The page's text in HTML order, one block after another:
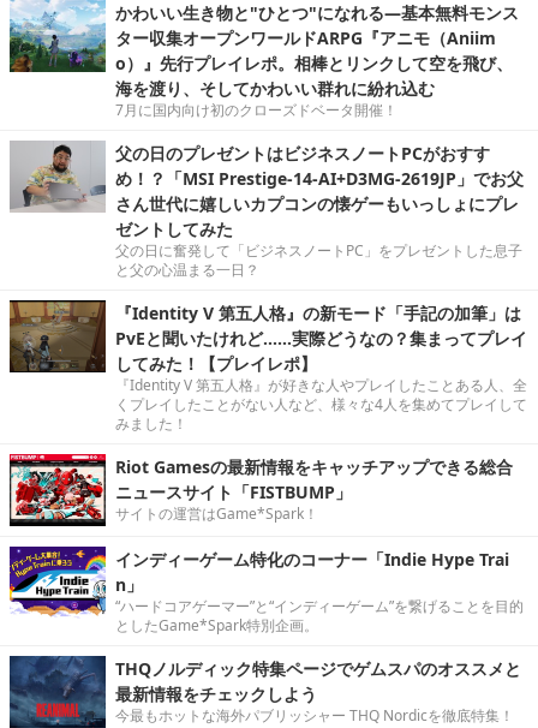
かわいい生き物と"ひとつ"になれる―基本無料モンス
ター収集オープンワールドARPG『アニモ（Aniim
o）』先行プレイレポ。相棒とリンクして空を飛び、
海を渡り、そしてかわいい群れに紛れ込む
7月に国内向け初のクローズドベータ開催！
父の日のプレゼントはビジネスノートPCがおすす
め！？「MSI Prestige-14-AI+D3MG-2619JP」でお父
さん世代に嬉しいカプコンの懐ゲーもいっしょにプレ
ゼントしてみた
父の日に奮発して「ビジネスノートPC」をプレゼントした息子
と父の心温まる一日？
『Identity V 第五人格』の新モード「手記の加筆」は
PvEと聞いたけれど……実際どうなの？集まってプレイ
してみた！【プレイレポ】
『Identity V 第五人格』が好きな人やプレイしたことある人、全
くプレイしたことがない人など、様々な4人を集めてプレイして
みました！
Riot Gamesの最新情報をキャッチアップできる総合
ニュースサイト「FISTBUMP」
サイトの運営はGame*Spark！
インディーゲーム特化のコーナー「Indie Hype Trai
n」
“ハードコアゲーマー”と“インディーゲーム”を繋げることを目的
としたGame*Spark特別企画。
THQノルディック特集ページでゲムスパのオススメと
最新情報をチェックしよう
今最もホットな海外パブリッシャー THQ Nordicを徹底特集！